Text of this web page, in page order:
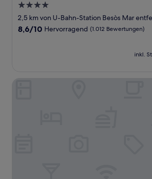
4.0-
Sterne-
Unterkunft
2,5 km von U-Bahn-Station Besòs Mar
8.6
8,6/10 Hervorragend (1.012 Bewertungen)
inkl.